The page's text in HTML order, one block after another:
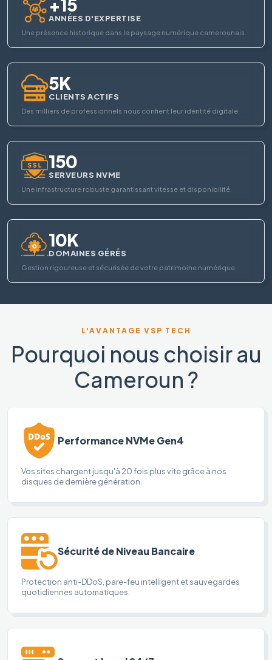
ANNÉES D'EXPERTISE
Une présence historique dans le paysage numérique camerounais.
5K
CLIENTS ACTIFS
Des milliers de professionnels nous confient leur identité digitale.
150
SERVEURS NVME
Une infrastructure robuste garantissant vitesse et disponibilité.
10K
DOMAINES GÉRÉS
Gestion rigoureuse et sécurisée de votre patrimoine numérique.
L'AVANTAGE VSP TECH
Pourquoi nous choisir au
Cameroun ?
Performance NVMe Gen4
Vos sites chargent jusqu'à 20 fois plus vite grâce à nos
disques de dernière génération.
Sécurité de Niveau Bancaire
Protection anti-DDoS, pare-feu intelligent et sauvegardes
quotidiennes automatiques.